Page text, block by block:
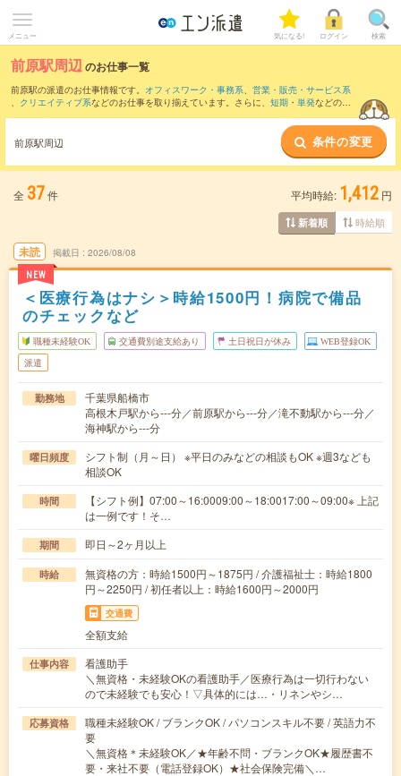
メニュー 気になる! ログイン 検索
前原駅周辺のお仕事一覧
前原駅の派遣のお仕事情報です。 オフィスワーク・事務系、 営業・販売・サービス系
、 クリエイティブ系などのお仕事を取り揃えています。さらに、 短期 ・ 単発などの期
また、海浜幕張駅
など近隣駅のお仕事もご
確認いただけます。
前原駅周辺 条件の変更
全 37件 平均時給: 1,412 円
新着順 時給順
未読
NEW
掲載日 2026/08/08
＜医療行為はナシ＞時給1500円！病院で備品
のチェックなど
職種未経験OK 交通費別途支給あり 土日祝日が休み WEB登録OK
派遣
勤務地
千葉県船橋市
高根木戸駅から---分／前原駅から---分／滝不動駅から---分／
海神駅から---分
曜日頻度
シフト制（月～日） ※平日のみなどの相談もOK ※週3なども
相談OK
時間
【シフト例】07:00～16:0009:00～18:0017:00～09:00※ 上記
は一例です！そ…
期間 即日～2ヶ月以上
時給
無資格の方：時給1500円～1875円 / 介護福祉士：時給1800
円～2250円 / 初任者以上：時給1600円～2000円
交通費
全額支給
仕事内容
看護助手
＼無資格・未経験OKの看護助手／医療行為は一切行わない
ので未経験でも安心！▽具体的には…・リネンやシ…
応募資格
職種未経験OK / ブランクOK / パソコンスキル不要 / 英語力不
要
＼無資格＊未経験OK／★年齢不問・ブランクOK★履歴書不
要・来社不要（電話登録OK）★社会保険完備＼…